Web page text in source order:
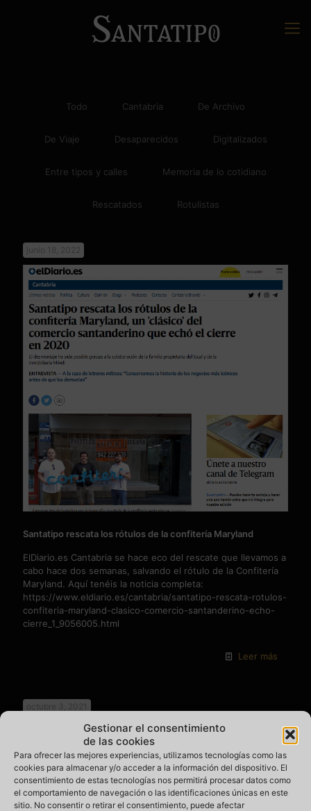
Gestionar el consentimiento
de las cookies
Para ofrecer las mejores experiencias, utilizamos tecnologías como las
cookies para almacenar y/o acceder a la información del dispositivo. El
consentimiento de estas tecnologías nos permitirá procesar datos como
el comportamiento de navegación o las identificaciones únicas en este
sitio. No consentir o retirar el consentimiento, puede afectar
Todo Cantabria De Archivo
De Viaje Desaparecidos Digitalizados
Entre tipos y calles Memoria de lo cotidiano
Rescatados Rotulistas
junio 18, 2022
Santatipo rescata los rótulos de la confitería Maryland
ElDiario.es Cantabria se hace eco del rescate que llevamos a
cabo hace dos semanas, salvando el rótulo de la Confitería
Maryland. Aquí tenéis la noticia completa:
https://www.eldiario.es/cantabria/santatipo-rescata-rotulos-
confiteria-maryland-clasico-comercio-santanderino-echo-
cierre_1_9056005.html
Leer más
octubre 3, 2021